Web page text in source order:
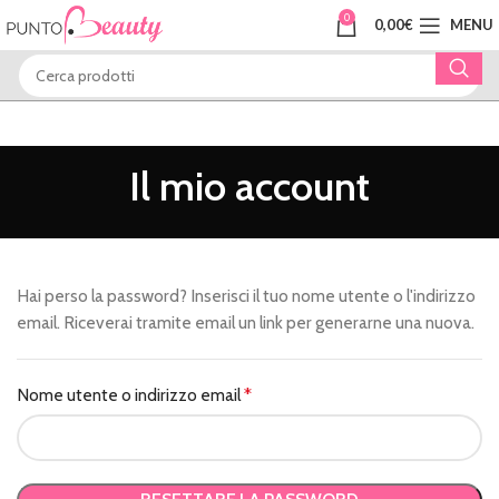
0 0,00€ MENU
Il mio account
Hai perso la password? Inserisci il tuo nome utente o l'indirizzo
email. Riceverai tramite email un link per generarne una nuova.
Nome utente o indirizzo email*